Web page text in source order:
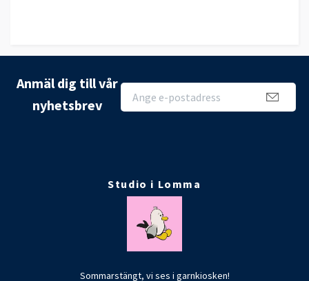
Anmäl dig till vår
nyhetsbrev
Studio i Lomma
Sommarstängt, vi ses i garnkiosken!